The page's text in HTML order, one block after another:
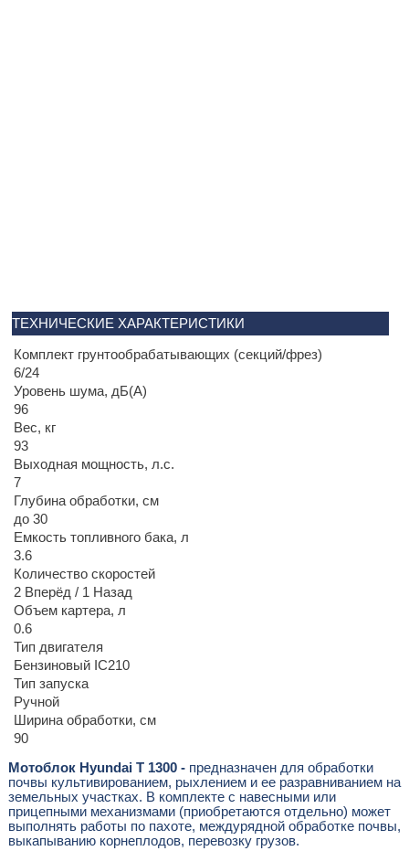
ТЕХНИЧЕСКИЕ ХАРАКТЕРИСТИКИ
Комплект грунтообрабатывающих (секций/фрез)
6/24
Уровень шума, дБ(А)
96
Вес, кг
93
Выходная мощность, л.с.
7
Глубина обработки, см
до 30
Емкость топливного бака, л
3.6
Количество скоростей
2 Вперёд / 1 Назад
Объем картера, л
0.6
Тип двигателя
Бензиновый IC210
Тип запуска
Ручной
Ширина обработки, см
90
Мотоблок Hyundai T 1300 -предназначен для обработки
почвы культивированием, рыхлением и ее разравниванием на
земельных участках. В комплекте с навесными или
прицепными механизмами (приобретаются отдельно) может
выполнять работы по пахоте, междурядной обработке почвы,
выкапыванию корнеплодов, перевозку грузов.